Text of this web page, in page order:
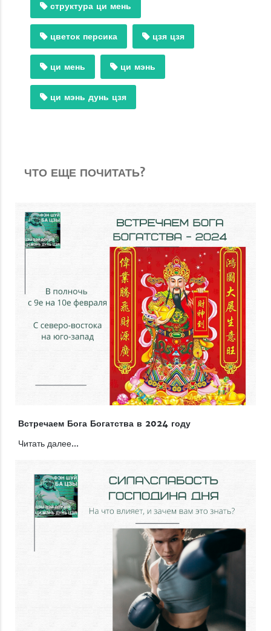
структура ци мень
цветок персика цзя цзя
ци мень ци мэнь
ци мэнь дунь цзя
ЧТО ЕЩЕ ПОЧИТАТЬ?
Встречаем Бога Богатства в 2024 году
Читать далее...